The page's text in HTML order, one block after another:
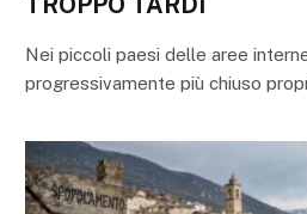
Nei piccoli paesi delle aree
progressivamente più chiuso